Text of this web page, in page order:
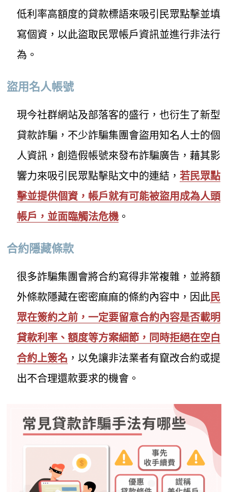
低利率高額度的貸款標語來吸引民眾點擊並填
寫個資，以此盜取民眾帳戶資訊並進行非法行
為。
盜用名人帳號
現今社群網站及部落客的盛行，也衍生了新型
貸款詐騙，不少詐騙集團會盜用知名人士的個
人資訊，創造假帳號來發布詐騙廣告，藉其影
響力來吸引民眾點擊貼文中的連結，若民眾點
擊並提供個資，帳戶就有可能被盜用成為人頭
帳戶，並面臨觸法危機 。
合約隱藏條款
很多詐騙集團會將合約寫得非常複雜，並將額
外條款隱藏在密密麻麻的條約內容中，因此民
眾在簽約之前，一定要留意合約內容是否載明
貸款利率、額度等方案細節，同時拒絕在空白
合約上簽名 ，以免讓非法業者有竄改合約或提
出不合理還款要求的機會。